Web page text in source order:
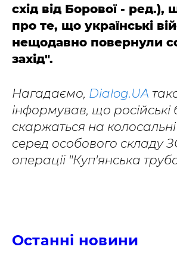
схід від Борової - ред.),
про те, що українські
нещодавно повернули
захід".
Нагадаємо, Dialog.UA
інформував, що російські
скаржаться на колосальні
серед особового складу
операції "Куп'янська
Останні новини